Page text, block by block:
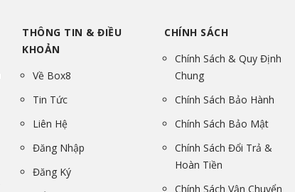
THÔNG TIN & ĐIỀU
KHOẢN
Về Box8
Tin Tức
Liên Hệ
Đăng Nhập
Đăng Ký
CHÍNH SÁCH
Chính Sách & Quy Định
Chung
Chính Sách Bảo Hành
Chính Sách Bảo Mật
Chính Sách Đổi Trả &
Hoàn Tiền
Chính Sách Vận Chuyển